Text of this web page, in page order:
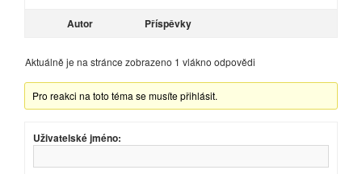
Autor Příspěvky
Aktuálně je na stránce zobrazeno 1 vlákno odpovědi
Pro reakci na toto téma se musíte přihlásit.
Uživatelské jméno: